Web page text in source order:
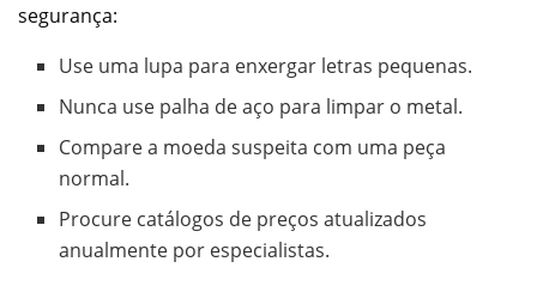
segurança:
Use uma lupa para enxergar letras pequenas.
Nunca use palha de aço para limpar o metal.
Compare a moeda suspeita com uma peça
normal.
Procure catálogos de preços atualizados
anualmente por especialistas.